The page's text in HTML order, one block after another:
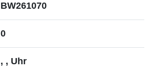
BW261070
0
, , Uhr